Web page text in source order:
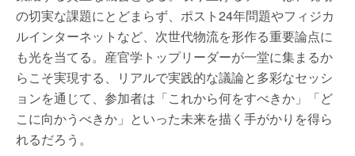
の切実な課題にとどまらず、ポスト24年問題やフィジカ
ルインターネットなど、次世代物流を形作る重要論点に
も光を当てる。産官学トップリーダーが一堂に集まるか
らこそ実現する、リアルで実践的な議論と多彩なセッシ
ョンを通じて、参加者は「これから何をすべきか」「ど
こに向かうべきか」といった未来を描く手がかりを得ら
れるだろう。